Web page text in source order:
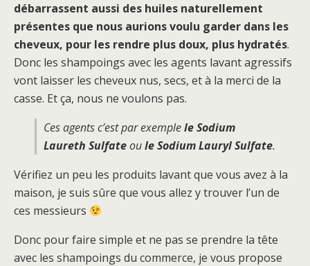
débarrassent aussi des huiles naturellement
présentes que nous aurions voulu garder dans les
cheveux, pour les rendre plus doux, plus hydratés.
Donc les shampoings avec les agents lavant agressifs
vont laisser les cheveux nus, secs, et à la merci de la
casse. Et ça, nous ne voulons pas.
Ces agents c’est par exemplele Sodium
Laureth Sulfateoule Sodium Lauryl Sulfate.
Vérifiez un peu les produits lavant que vous avez à la
maison, je suis sûre que vous allez y trouver l’un de
ces messieurs
Donc pour faire simple et ne pas se prendre la tête
avec les shampoings du commerce, je vous propose